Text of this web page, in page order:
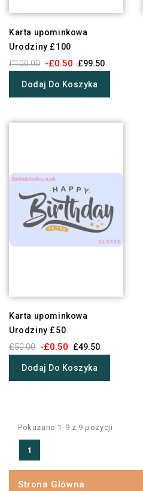
Karta upominkowa
Urodziny £100
£100.00 -£0.50 £99.50
Dodaj Do Koszyka
Karta upominkowa
Urodziny £50
£50.00 -£0.50 £49.50
Dodaj Do Koszyka
Pokazano 1-9 z 9 pozycji
1
Strona Główna